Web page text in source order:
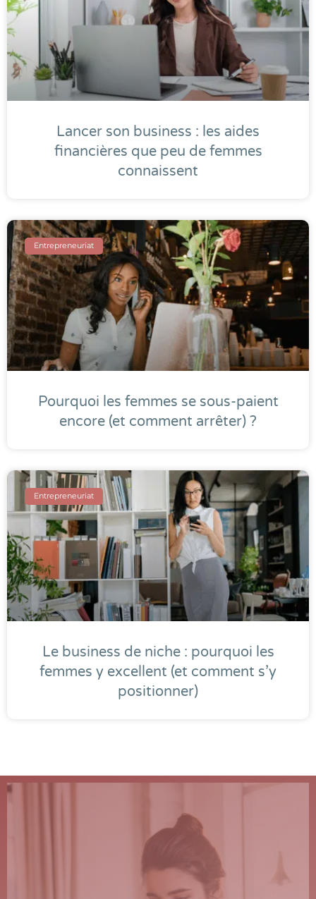
Lancer son business : les aides
financières que peu de femmes
connaissent
Entrepreneuriat
Pourquoi les femmes se sous-paient
encore (et comment arrêter) ?
Entrepreneuriat
Le business de niche : pourquoi les
femmes y excellent (et comment s’y
positionner)